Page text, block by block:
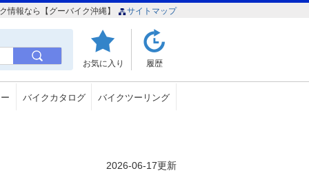
報なら【グーバイク沖縄】 サイトマップ
お気に入り 履歴
バイクカタログ バイクツーリング
2026-06-17更新